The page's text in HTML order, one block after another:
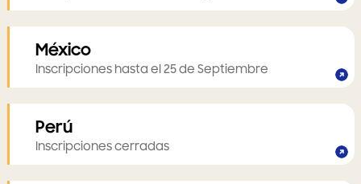
México
Inscripciones hasta el 25 de Septiembre
Perú
Inscripciones cerradas